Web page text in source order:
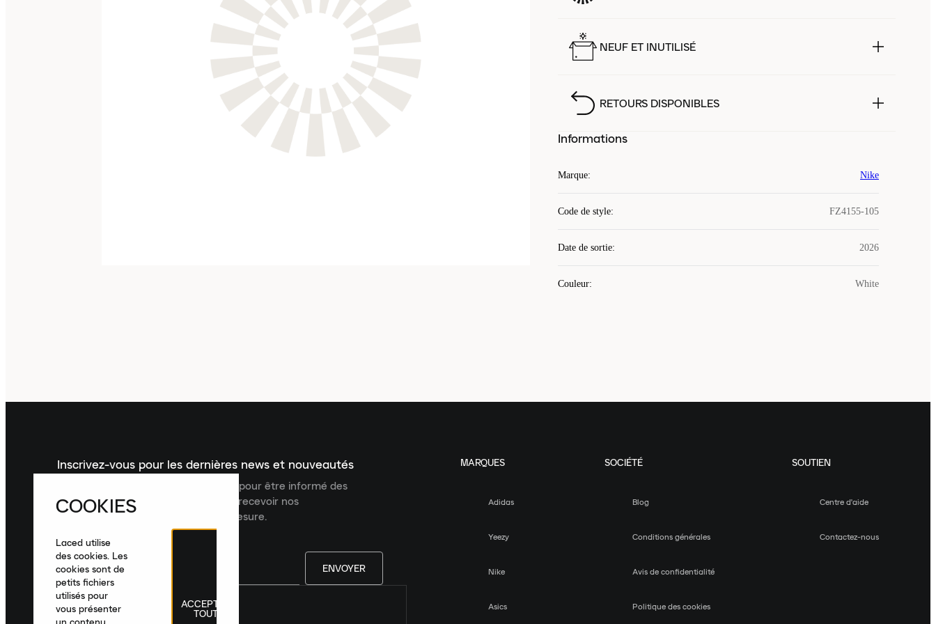
NEUF ET INUTILISÉ
RETOURS DISPONIBLES
Informations
Marque: Nike
Code de style: FZ4155-105
Date de sortie: 2026
Couleur: White
Inscrivez-vous pour les dernières news et nouveautés
Inscrivez-vous à la newsletter Laced pour être informé des
dernières nouveautés, collections et recevoir nos
recommandations de produits sur mesure.
ENVOYER
France|Français
MARQUES
Adidas
Yeezy
Nike
Asics
SOCIÉTÉ
Blog
Conditions générales
Avis de confidentialité
Politique des cookies
SOUTIEN
Centre d'aide
Contactez-nous
COOKIES
Laced utilise
des cookies. Les
cookies sont de
petits fichiers
utilisés pour
vous présenter
ACCEPTER
TOUT